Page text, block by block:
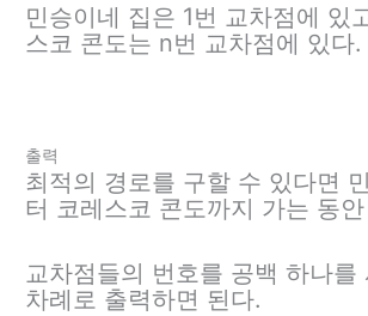
민승이네 집은 1번 교차점에 있
스코 콘도는 n번 교차점에 있다.
출력
최적의 경로를 구할 수 있다면
터 코레스코 콘도까지 가는 동
교차점들의 번호를 공백 하나를
차례로 출력하면 된다.